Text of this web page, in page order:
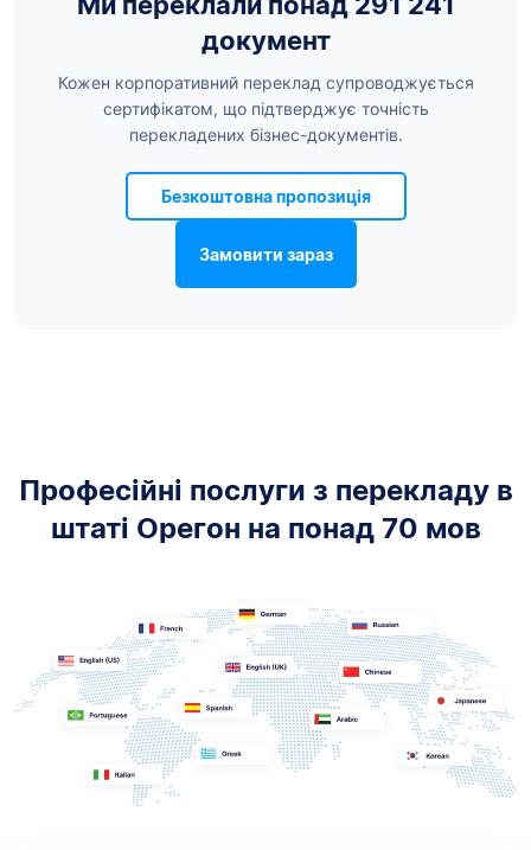
документ
Кожен корпоративний переклад супроводжується
сертифікатом, що підтверджує точність
перекладених бізнес-документів.
Безкоштовна пропозиція
Замовити зараз
Професійні послуги з перекладу в
штаті Орегон на понад 70 мов